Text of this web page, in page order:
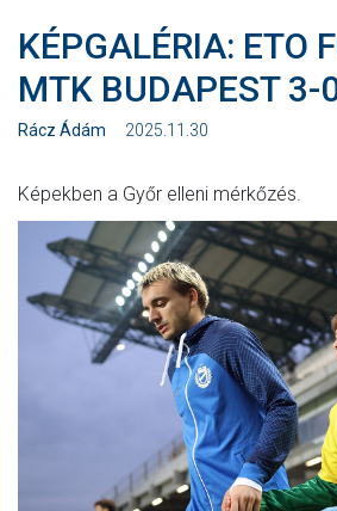
JEGYÉRTÉKESÍTÉS
EGYESÜLET
HÍREK
CSAPATOK
MÉRKŐZÉSEK
KLUB
GALÉRIA
SZURKOLÓI
KÉPGALÉRIA: ETO
MTK BUDAPEST 3-
Rácz Ádám 2025.11.30
Képekben a Győr elleni mérkőzés.